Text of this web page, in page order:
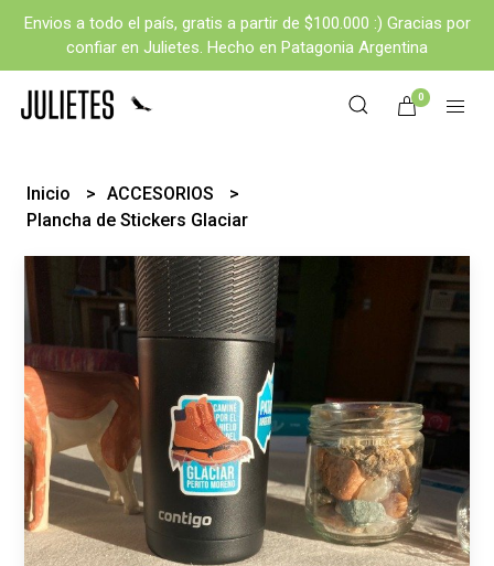
Envios a todo el país, gratis a partir de $100.000 :) Gracias por
confiar en Julietes. Hecho en Patagonia Argentina
0
Inicio
ACCESORIOS
Plancha de Stickers Glaciar